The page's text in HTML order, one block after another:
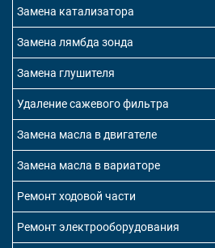
Замена катализатора
Замена лямбда зонда
Замена глушителя
Удаление сажевого фильтра
Замена масла в двигателе
Замена масла в вариаторе
Ремонт ходовой части
Ремонт электрооборудования